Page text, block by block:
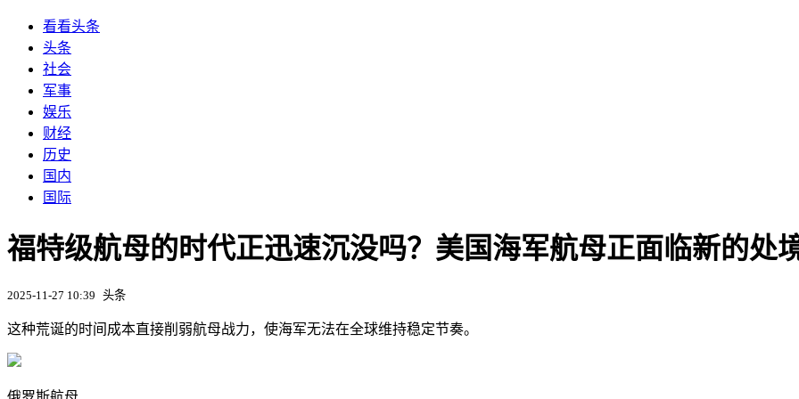
看看头条
头条
社会
军事
娱乐
财经
历史
国内
国际
福特级航母的时代正迅速沉没吗？美国海军航母正面临新的处
2025-11-27 10:39 头条
这种荒诞的时间成本直接削弱航母战力，使海军无法在全球维持稳定节奏。